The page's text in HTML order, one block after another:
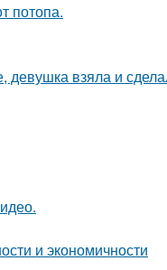
потопа.
взяла и
и экономичности